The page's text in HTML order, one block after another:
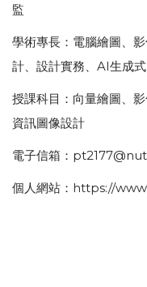
監
學術專長：電腦繪圖、
計、設計實務、AI生成
授課科目：向量繪圖、
資訊圖像設計
電子信箱：
個人網站：https://